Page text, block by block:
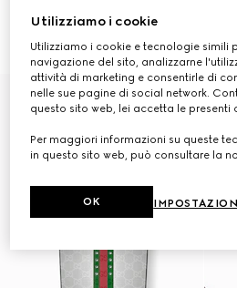
Casco da sci Gucci x HEAD
Gucci e HEAD
Utilizziamo i cookie
Utilizziamo i cookie e tecnologie simili
navigazione del sito, analizzarne
attività di marketing e consentirle di
nelle sue pagine di social network.
questo sito web, lei accetta le presenti
Per maggiori informazioni su queste
in questo sito web, può consultare la
OK